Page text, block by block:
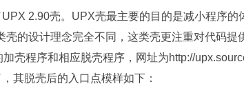
2.90壳。UPX壳最主要的目的是减小程序
壳的设计理念完全不同，这类壳更注重对代码
壳程序和相应脱壳程序，网址为http://
其脱壳后的入口点模样如下：